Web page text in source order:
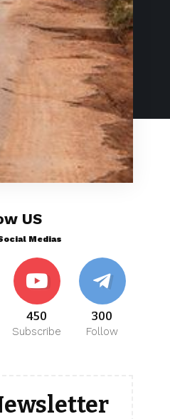
US
Medias
450
Subscribe
300
Follow